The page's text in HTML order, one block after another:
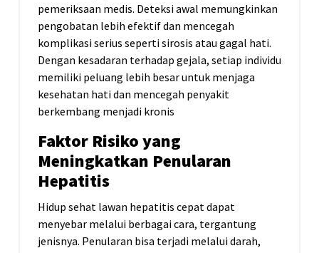
pemeriksaan medis. Deteksi awal memungkinkan
pengobatan lebih efektif dan mencegah
komplikasi serius seperti sirosis atau gagal hati.
Dengan kesadaran terhadap gejala, setiap individu
memiliki peluang lebih besar untuk menjaga
kesehatan hati dan mencegah penyakit
berkembang menjadi kronis
Faktor Risiko yang
Meningkatkan Penularan
Hepatitis
Hidup sehat lawan hepatitis cepat dapat
menyebar melalui berbagai cara, tergantung
jenisnya. Penularan bisa terjadi melalui darah,